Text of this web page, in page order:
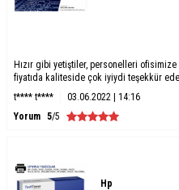
Hızır gibi yetiştiler, personelleri
fiyatıda kaliteside çok iyiydi teşekkür
t**** t****
03.06.2022 | 14:16
Yorum 5/5
Hp